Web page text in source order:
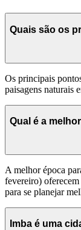
Quais são os
Os principais
paisagens naturais
Qual é a
A melhor época
fevereiro)
para se planejar
Imba é uma